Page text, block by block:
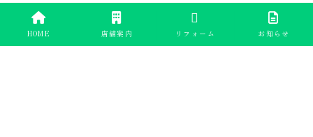
HOME 店舗案内 リフォーム お知らせ